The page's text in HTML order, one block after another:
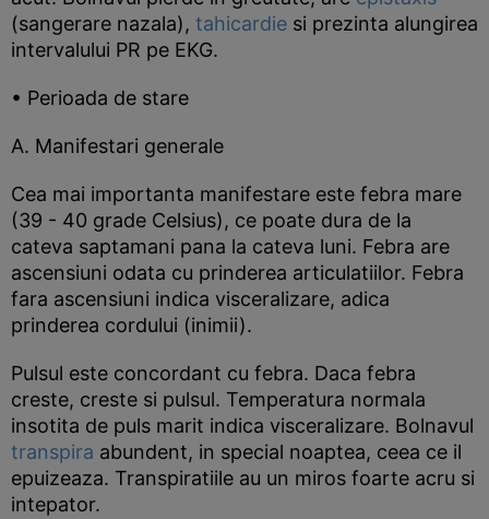
(sangerare nazala), tahicardie si prezinta alungirea
intervalului PR pe EKG.
• Perioada de stare
A. Manifestari generale
Cea mai importanta manifestare este febra mare
(39 - 40 grade Celsius), ce poate dura de la
cateva saptamani pana la cateva luni. Febra are
ascensiuni odata cu prinderea articulatiilor. Febra
fara ascensiuni indica visceralizare, adica
prinderea cordului (inimii).
Pulsul este concordant cu febra. Daca febra
creste, creste si pulsul. Temperatura normala
insotita de puls marit indica visceralizare. Bolnavul
transpira abundent, in special noaptea, ceea ce il
epuizeaza. Transpiratiile au un miros foarte acru si
intepator.